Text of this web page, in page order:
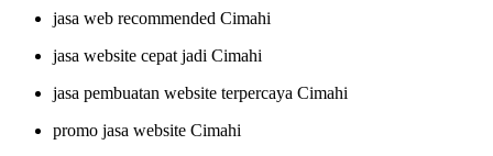
jasa web recommended Cimahi
jasa website cepat jadi Cimahi
jasa pembuatan website terpercaya Cimahi
promo jasa website Cimahi